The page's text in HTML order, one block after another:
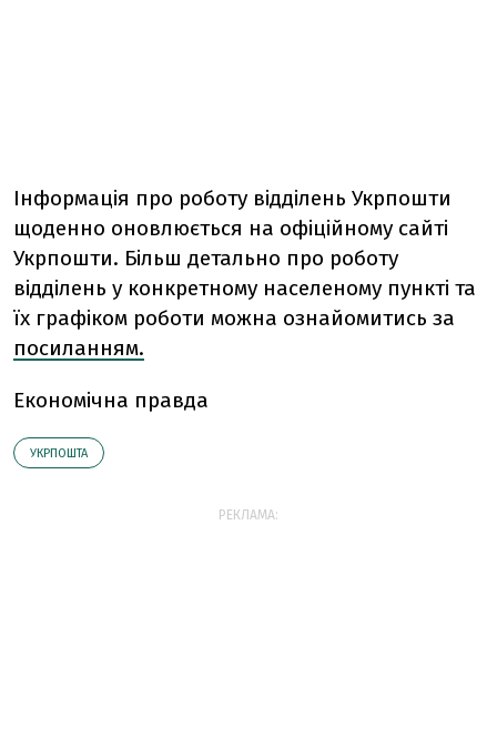
Інформація про роботу відділень Укрпошти
щоденно оновлюється на офіційному сайті
Укрпошти. Більш детально про роботу
відділень у конкретному населеному пункті та
їх графіком роботи можна ознайомитись за
посиланням.
Економічна правда
УКРПОШТА
РЕКЛАМА: